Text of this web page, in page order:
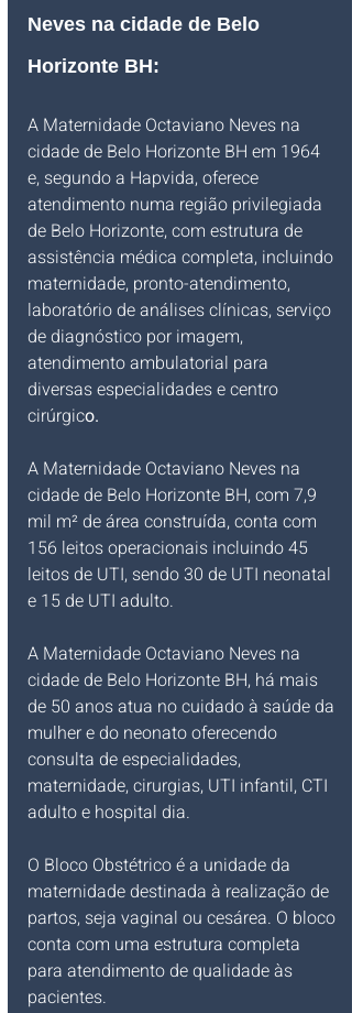
Neves na cidade de Belo
Horizonte BH:
A Maternidade Octaviano Neves na
cidade de Belo Horizonte BH em 1964
e, segundo a Hapvida, oferece
atendimento numa região privilegiada
de Belo Horizonte, com estrutura de
assistência médica completa, incluindo
maternidade, pronto-atendimento,
laboratório de análises clínicas, serviço
de diagnóstico por imagem,
atendimento ambulatorial para
diversas especialidades e centro
cirúrgico.
A Maternidade Octaviano Neves na
cidade de Belo Horizonte BH, com 7,9
mil m² de área construída, conta com
156 leitos operacionais incluindo 45
leitos de UTI, sendo 30 de UTI neonatal
e 15 de UTI adulto.
A Maternidade Octaviano Neves na
cidade de Belo Horizonte BH, há mais
de 50 anos atua no cuidado à saúde da
mulher e do neonato oferecendo
consulta de especialidades,
maternidade, cirurgias, UTI infantil, CTI
adulto e hospital dia.
O Bloco Obstétrico é a unidade da
maternidade destinada à realização de
partos, seja vaginal ou cesárea. O bloco
conta com uma estrutura completa
para atendimento de qualidade às
pacientes.